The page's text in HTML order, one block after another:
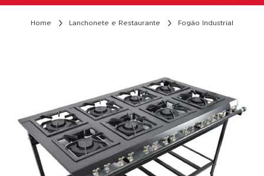
Home Lanchonete e Restaurante Fogão Industrial